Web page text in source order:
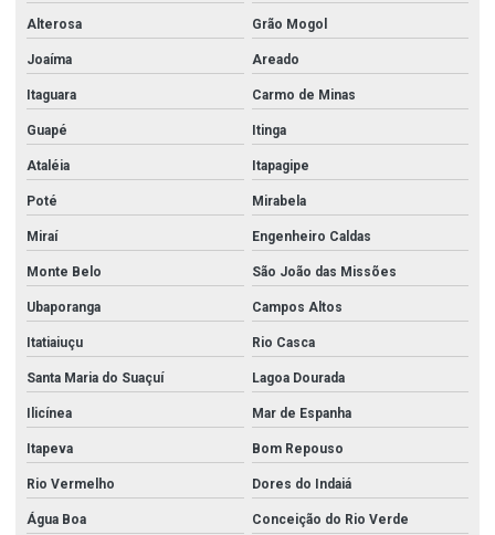
Alterosa Grão Mogol
Joaíma Areado
Itaguara Carmo de Minas
Guapé Itinga
Ataléia Itapagipe
Poté Mirabela
Miraí Engenheiro Caldas
Monte Belo São João das Missões
Ubaporanga Campos Altos
Itatiaiuçu Rio Casca
Santa Maria do Suaçuí Lagoa Dourada
Ilicínea Mar de Espanha
Itapeva Bom Repouso
Rio Vermelho Dores do Indaiá
Água Boa Conceição do Rio Verde